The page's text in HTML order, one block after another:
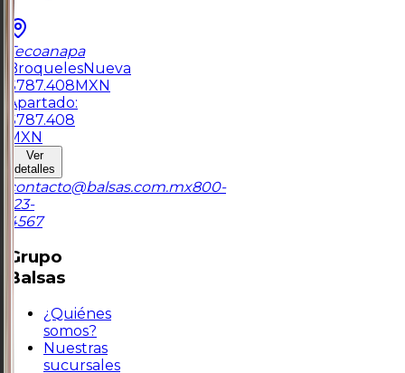
Tecoanapa
BroquelesNueva
$787.408MXN
Apartado:
$787.408
MXN
Ver
detalles
contacto@balsas.com.mx800-
123-
4567
Grupo
Balsas
¿Quiénes
somos?
Nuestras
sucursales